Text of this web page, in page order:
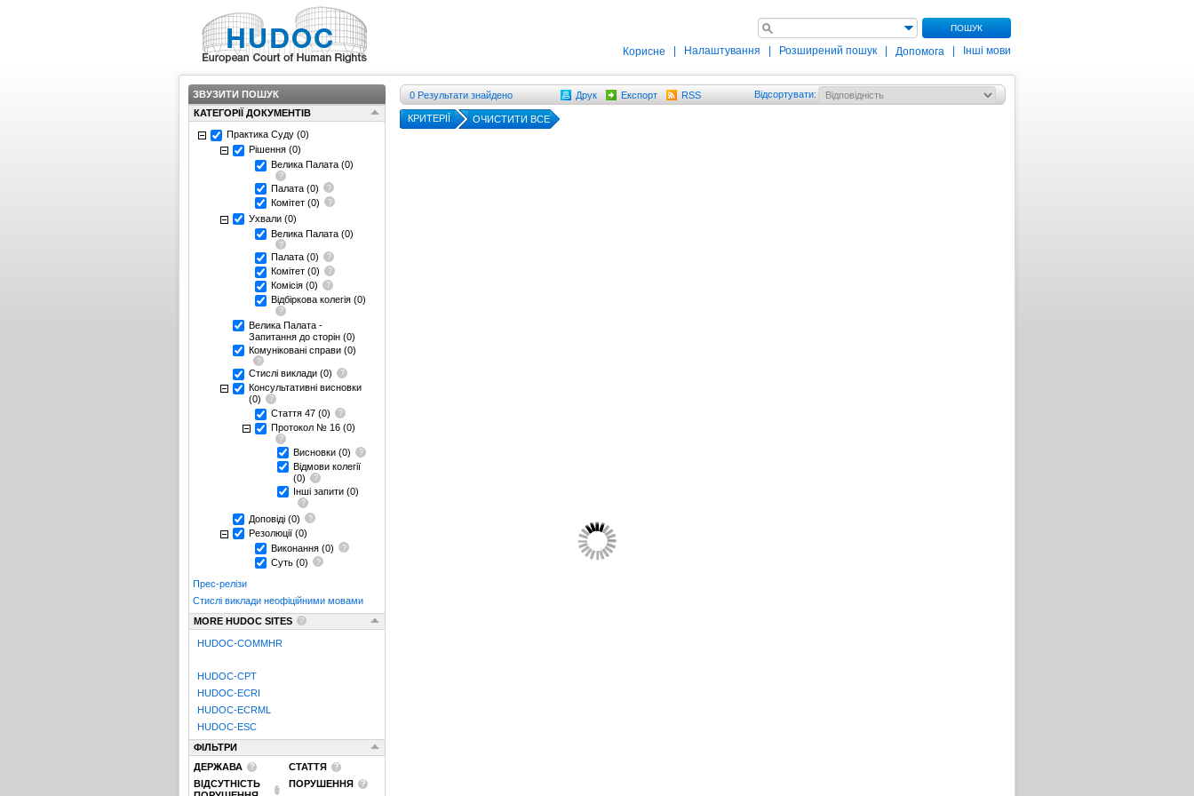
ПОШУК
Корисне Налаштування Розширений пошук Допомога Інші мови
ЗВУЗИТИ ПОШУК
КАТЕГОРІЇ ДОКУМЕНТІВ
Практика Суду (0)
Рішення (0)
Велика Палата (0)
Палата (0)
Комітет (0)
Ухвали (0)
Велика Палата (0)
Палата (0)
Комітет (0)
Комісія (0)
Відбіркова колегія (0)
Велика Палата -
Запитання до сторін (0)
Комуніковані справи (0)
Стислі виклади (0)
Консультативні висновки
(0)
Стаття 47 (0)
Протокол № 16 (0)
Висновки (0)
Відмови колегії
(0)
Інші запити (0)
Доповіді (0)
Резолюції (0)
Виконання (0)
Суть (0)
Прес-релізи
Стислі виклади неофіційними мовами
MORE HUDOC SITES
HUDOC-COMMHR
HUDOC-CPT
HUDOC-ECRI
HUDOC-ECRML
HUDOC-ESC
ФІЛЬТРИ
ДЕРЖАВА
СТАТТЯ
ВІДСУТНІСТЬ
ПОРУШЕННЯ
0 Результати знайдено Друк Експорт RSS Відсортувати:
КРИТЕРІЇ ОЧИСТИТИ ВСЕ